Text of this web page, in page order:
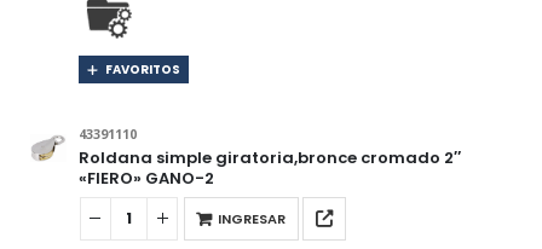
FAVORITOS
43391110
Roldana simple giratoria,bronce cromado 2″
«FIERO» GANO-2
INGRESAR